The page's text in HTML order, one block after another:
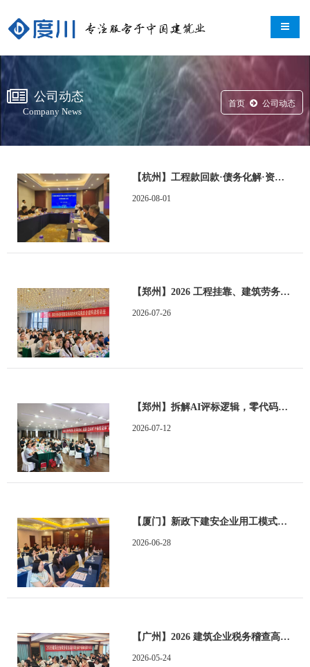
导航
公司动态
Company News
首页 公司动态
【杭州】工程款回款·债务化解·资产盘活破局实战沙龙在杭州成功举办
2026-08-01
【郑州】2026 工程挂靠、建筑劳务税务稽查高频风险应对及税负合规构建顺利举办
2026-07-26
【郑州】拆解AI评标逻辑，零代码玩转AI，现场打造你的"中标智能体"训练营顺利举办
2026-07-12
【厦门】新政下建安企业用工模式重构、全流程“业财税”协同管理与合同涉税风险防控培训班顺利举办
2026-06-28
【广州】2026 建筑企业税务稽查高频风险应对与新政运用培训班顺利举办
2026-05-24